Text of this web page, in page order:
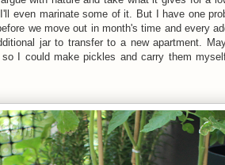
even marinate some of it. But I have one
we move out in month's time and every
jar to transfer to a new apartment.
I could make pickles and carry them